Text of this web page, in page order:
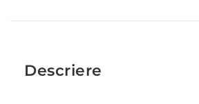
Descriere